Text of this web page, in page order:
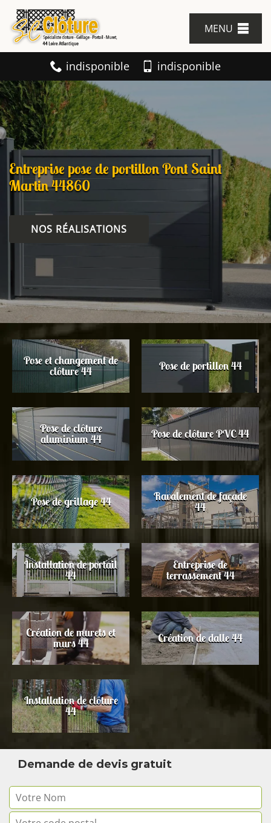
MENU
indisponible indisponible
Entreprise pose de portillon Pont Saint
Martin 44860
NOS RÉALISATIONS
Pose et changement de
clôture 44 Pose de portillon 44
Pose de clôture
aluminium 44 Pose de clôture PVC 44
Pose de grillage 44 Ravalement de façade
44
Installation de portail
44
Entreprise de
terrassement 44
Création de murets et
murs 44 Création de dalle 44
Installation de clôture
44
Demande de devis gratuit